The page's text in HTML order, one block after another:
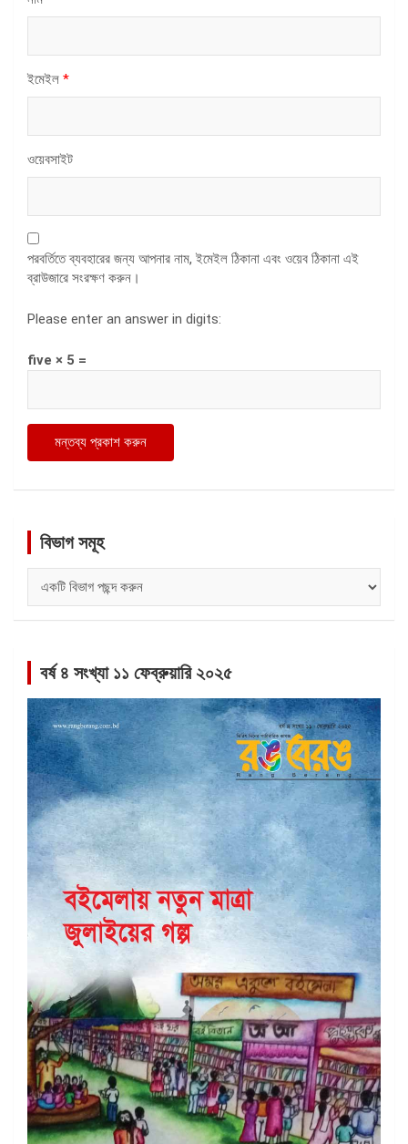
ইমেইল *
ওয়েবসাইট
পরবর্তিতে ব্যবহারের জন্য আপনার নাম, ইমেইল ঠিকানা এবং ওয়েব ঠিকানা এই
ব্রাউজারে সংরক্ষণ করুন।
Please enter an answer in digits:
five × 5 =
বিভাগ সমূহ
সমূহ
বর্ষ ৪ সংখ্যা ১১ ফেব্রুয়ারি ২০২৫